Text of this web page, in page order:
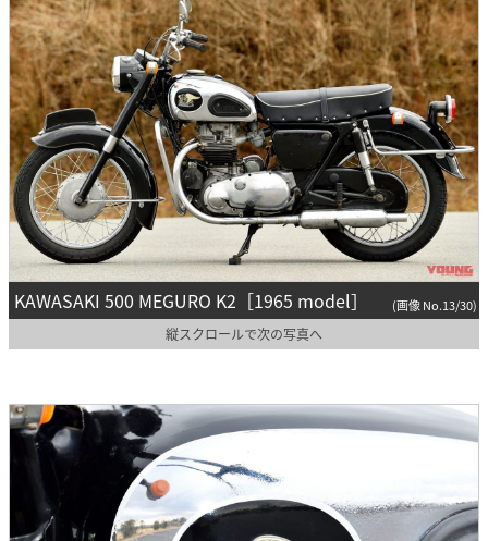
KAWASAKI 500 MEGURO K2［1965 model］ (画像 No.13/30)
縦スクロールで次の写真へ